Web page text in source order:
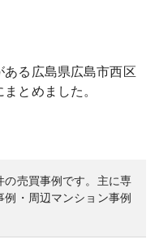
ある 広島県広島市西区
とめました。
売買事例です。 主に専
・周辺マンション事例